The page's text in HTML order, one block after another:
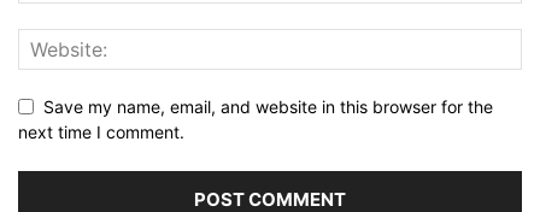
Save my name, email, and website in this browser for the
next time I comment.